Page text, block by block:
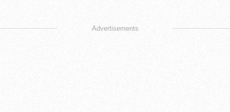
Advertisements